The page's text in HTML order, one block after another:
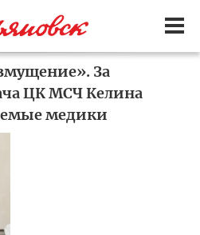
За
ЦК МСЧ Келина
медики